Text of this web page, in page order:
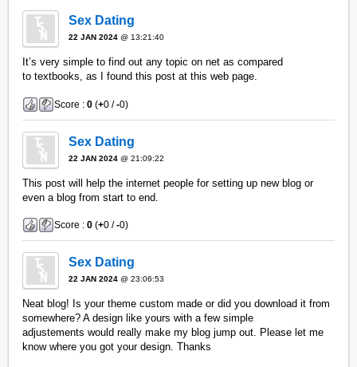
Sex Dating
22 JAN 2024 @ 13:21:40
It’s very simple to find out any topic on net as compared
to textbooks, as I found this post at this web page.
Score :0 (+0 /-0)
Sex Dating
22 JAN 2024 @ 21:09:22
This post will help the internet people for setting up new blog or
even a blog from start to end.
Score :0 (+0 /-0)
Sex Dating
22 JAN 2024 @ 23:06:53
Neat blog! Is your theme custom made or did you download it from
somewhere? A design like yours with a few simple
adjustements would really make my blog jump out. Please let me
know where you got your design. Thanks